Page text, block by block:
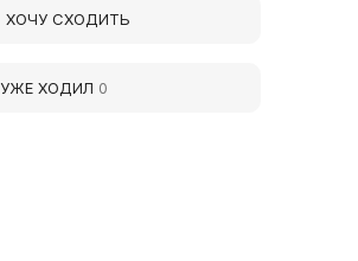
ХОЧУ СХОДИТЬ
УЖЕ ХОДИЛ 0